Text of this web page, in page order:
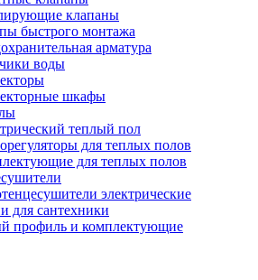
клапаны
быстрого монтажа
арматура
воды
шкафы
теплый пол
для теплых полов
для теплых полов
электрические
для сантехники
профиль и комплектующие